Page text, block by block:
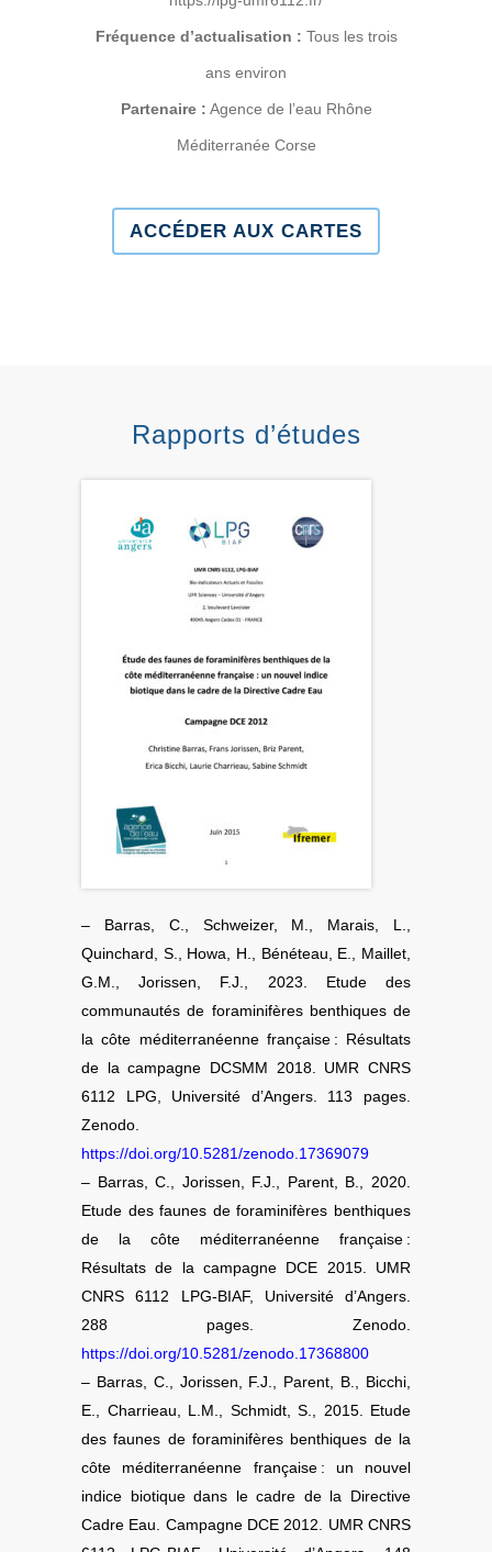
Fréquence d’actualisation : Tous les trois
ans environ
Partenaire : Agence de l’eau Rhône
Méditerranée Corse
ACCÉDER AUX CARTES
Rapports d’études
– Barras, C., Schweizer, M., Marais, L.,
Quinchard, S., Howa, H., Bénéteau, E., Maillet,
G.M., Jorissen, F.J., 2023. Etude des
communautés de foraminifères benthiques de
la côte méditerranéenne française : Résultats
de la campagne DCSMM 2018. UMR CNRS
6112 LPG, Université d’Angers. 113 pages.
Zenodo.
https://doi.org/10.5281/zenodo.17369079
– Barras, C., Jorissen, F.J., Parent, B., 2020.
Etude des faunes de foraminifères benthiques
de la côte méditerranéenne française :
Résultats de la campagne DCE 2015. UMR
CNRS 6112 LPG-BIAF, Université d’Angers.
288 pages. Zenodo.
https://doi.org/10.5281/zenodo.17368800
– Barras, C., Jorissen, F.J., Parent, B., Bicchi,
E., Charrieau, L.M., Schmidt, S., 2015. Etude
des faunes de foraminifères benthiques de la
côte méditerranéenne française : un nouvel
indice biotique dans le cadre de la Directive
Cadre Eau. Campagne DCE 2012. UMR CNRS